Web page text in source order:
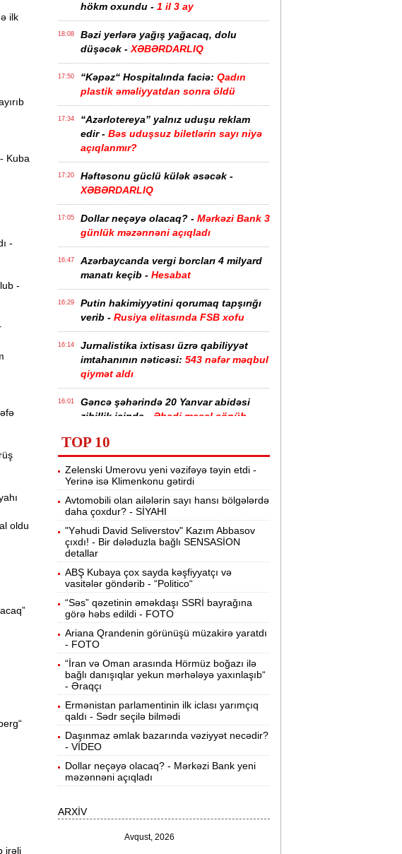
ilk
Kuba
-
-
oldu
irəli
hökm oxundu - 1 il 3 ay
18:08
Bəzi yerlərə yağış yağacaq, dolu
düşəcək - XƏBƏRDARLIQ
17:50 “Kəpəz“ Hospitalında faciə: Qadın
plastik əməliyyatdan sonra öldü
17:34
“Azərlotereya” yalnız uduşu reklam
edir - Bəs uduşsuz biletlərin sayı niyə
açıqlanmır?
17:20
Həftəsonu güclü külək əsəcək -
XƏBƏRDARLIQ
17:05 Dollar neçəyə olacaq? - Mərkəzi Bank 3
günlük məzənnəni açıqladı
16:47
Azərbaycanda vergi borcları 4 milyard
manatı keçib - Hesabat
16:29
Putin hakimiyyətini qorumaq tapşırığı
verib - Rusiya elitasında FSB xofu
16:14
Jurnalistika ixtisası üzrə qabiliyyət
imtahanının nəticəsi: 543 nəfər məqbul
qiymət aldı
16:01
Gəncə şəhərində 20 Yanvar abidəsi
zibillik içində - Əbədi məşəl sönüb
15:45
Pakistan, Səudiyyə Ərəbistanı və
Türkiyə saziş imzalayıb -Birgə müdafiə
haqqında
15:28
“Tarqovı”dakı yanğın məhdudlaşdırıldı
-VİDEOLAR
15:13
Velosipedlər Azərbaycana hansı
ölkələrdən və neçəyə gətirilib -
14:59
Pərvin Abıyeva son görünüşü diqqət
çəkdi - FOTOLAR
14:43
Bakıda 70 min manatlıq naqil
oğurlayan şəxs tutuldu -VİDEO
14:26
Samir Şərifova yeni vəzifə verildi -
Prezident Sərəncam imzaladı
14:11 Tovuzda qadın qətlə yetirildi -Şübhəli
qardaşı oğludur
13:56 39 dərəcə isti olacaq -Sabaha olan
hava proqnozu
13:40
Prezident bu səfirlərin yerini dəyişdi -
TOP 10
Zelenski Umerovu yeni vəzifəyə təyin etdi -
Yerinə isə Klimenkonu gətirdi
Avtomobili olan ailələrin sayı hansı bölgələrdə
daha çoxdur? - SİYAHI
"Yəhudi David Seliverstov" Kazım Abbasov
çıxdı! - Bir dələduzla bağlı SENSASİON
detallar
ABŞ Kubaya çox sayda kəşfiyyatçı və
vasitələr göndərib - “Politico“
“Səs” qəzetinin əməkdaşı SSRİ bayrağına
görə həbs edildi - FOTO
Ariana Qrandenin görünüşü müzakirə yaratdı
- FOTO
“İran və Oman arasında Hörmüz boğazı ilə
bağlı danışıqlar yekun mərhələyə yaxınlaşıb“
- Əraqçı
Ermənistan parlamentinin ilk iclası yarımçıq
qaldı - Sədr seçilə bilmədi
Daşınmaz əmlak bazarında vəziyyət necədir?
- VİDEO
Dollar neçəyə olacaq? - Mərkəzi Bank yeni
məzənnəni açıqladı
ARXİV
Avqust, 2026